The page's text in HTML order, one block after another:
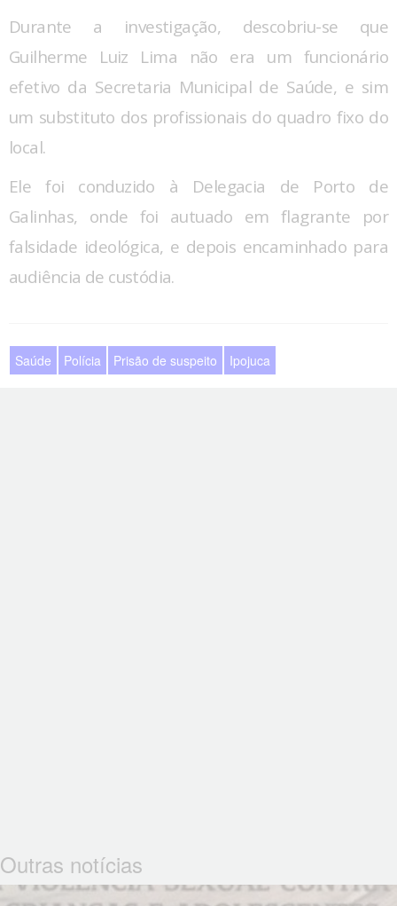
Durante a investigação, descobriu-se que
Guilherme Luiz Lima não era um funcionário
efetivo da Secretaria Municipal de Saúde, e sim
um substituto dos profissionais do quadro fixo do
local.
Ele foi conduzido à Delegacia de Porto de
Galinhas, onde foi autuado em flagrante por
falsidade ideológica, e depois encaminhado para
audiência de custódia.
Saúde Polícia Prisão de suspeito Ipojuca
Outras notícias